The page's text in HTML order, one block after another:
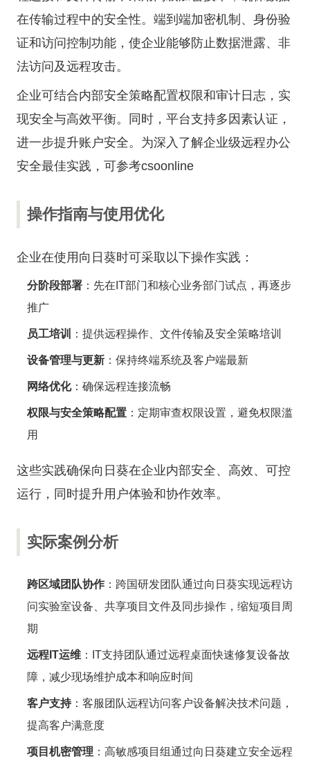
在传输过程中的安全性。端到端加密机制、身份验
证和访问控制功能，使企业能够防止数据泄露、非
法访问及远程攻击。
企业可结合内部安全策略配置权限和审计日志，实
现安全与高效平衡。同时，平台支持多因素认证，
进一步提升账户安全。为深入了解企业级远程办公
安全最佳实践，可参考csoonline
操作指南与使用优化
企业在使用向日葵时可采取以下操作实践：
分阶段部署 ：先在IT部门和核心业务部门试点，再逐步
推广
员工培训 ：提供远程操作、文件传输及安全策略培训
设备管理与更新 ：保持终端系统及客户端最新
网络优化：确保远程连接流畅
权限与安全策略配置 ：定期审查权限设置，避免权限滥
用
这些实践确保向日葵在企业内部安全、高效、可控
运行，同时提升用户体验和协作效率。
实际案例分析
跨区域团队协作 ：跨国研发团队通过向日葵实现远程访
问实验室设备、共享项目文件及同步操作，缩短项目周
期
远程IT运维 ：IT支持团队通过远程桌面快速修复设备故
障，减少现场维护成本和响应时间
客户支持：客服团队远程访问客户设备解决技术问题，
提高客户满意度
项目机密管理 ：高敏感项目组通过向日葵建立安全远程